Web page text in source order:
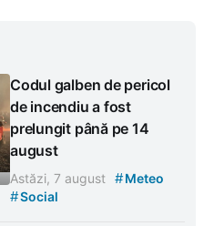
Codul galben de pericol
de incendiu a fost
prelungit până pe 14
august
Astăzi, 7 august #Meteo
#Social